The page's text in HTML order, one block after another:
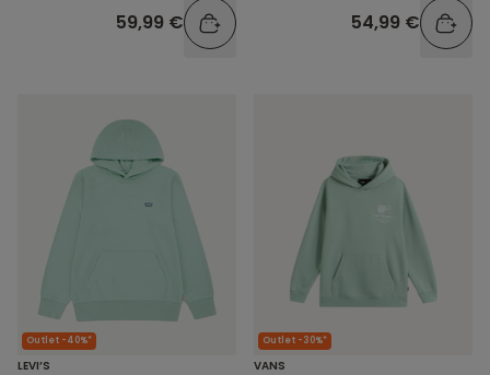
59,99 € 54,99 €
Outlet -40%*
LEVI’S
Outlet -30%*
VANS